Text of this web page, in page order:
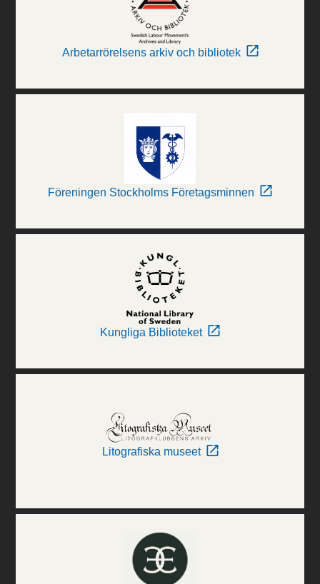
Arbetarrörelsens arkiv och bibliotek
Föreningen Stockholms Företagsminnen
Kungliga Biblioteket
Litografiska museet